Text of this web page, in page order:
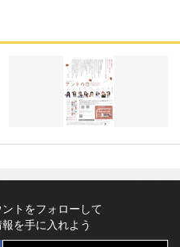
トをフォローして
を手に入れよう